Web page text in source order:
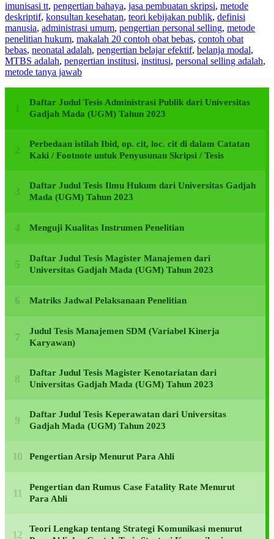
imunisasi tt, pengertian bahaya, jasa pembuatan skripsi, metode
deskriptif, konsultan kesehatan, teori kebijakan publik, definisi
manusia, administrasi umum, pengertian personal selling, metode
penelitian hukum, makalah 20 contoh obat bebas, contoh obat
bebas, neonatal adalah, pengertian belajar efektif, belanja modal,
MTBS adalah, pengertian institusi, institusi, personal selling adalah,
metode tanya jawab
Daftar Judul Tesis Administrasi Publik dari Universitas
Gadjah Mada (UGM) Tahun 2023
Perbedaan istilah Ibid, op. cit, loc. cit di dalam Catatan
Kaki / Footnote untuk Penyusunan Skripsi / Tesis
Daftar Judul Tesis Ilmu Hukum dari Universitas Gadjah
Mada (UGM) Tahun 2023
Menguji Kualitas Instrumen Penelitian
Daftar Judul Tesis Magister Manajemen dari
Universitas Gadjah Mada (UGM) Tahun 2023
Matriks Jadwal Pelaksanaan Penelitian
Judul Tesis Manajemen SDM (Variabel Kinerja
Karyawan)
Daftar Judul Tesis Magister Kenotariatan dari
Universitas Gadjah Mada (UGM) Tahun 2023
Daftar Judul Tesis Keperawatan dari Universitas
Gadjah Mada (UGM) Tahun 2023
Pengertian Arsip Menurut Para Ahli
Pengertian dan Rumus Case Fatality Rate Menurut
Para Ahli
Teori Lengkap tentang Strategi Komunikasi menurut